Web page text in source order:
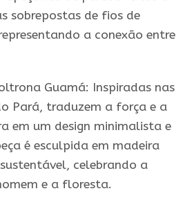
sobrepostas de fios de
a conexão entre
Guamá: Inspiradas nas
Pará, traduzem a força e a
em um design minimalista e
é esculpida em madeira
celebrando a
e a floresta.